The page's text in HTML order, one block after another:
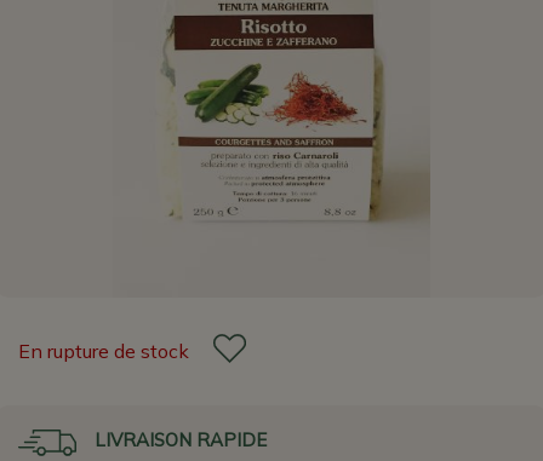
En rupture de stock
LIVRAISON RAPIDE